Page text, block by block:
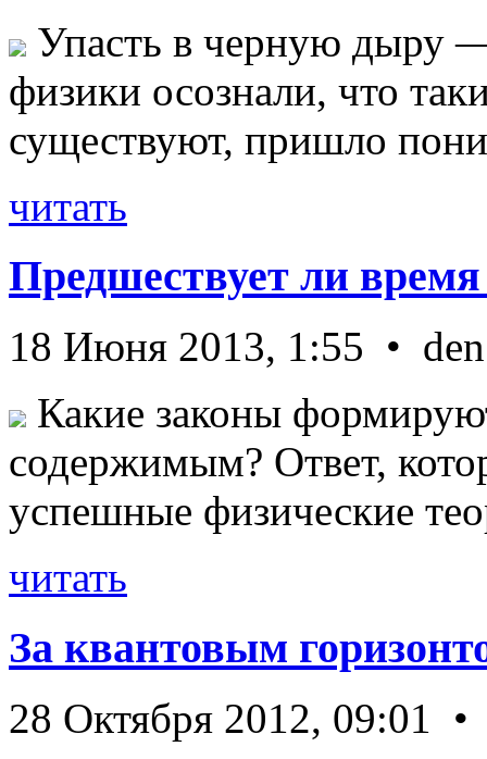
Упасть в черную дыру
физики осознали, что
существуют, пришло
читать
Предшествует ли
18 Июня 2013, 1:55 • den
Какие законы
содержимым? Ответ,
успешные физические
читать
За квантовым
28 Октября 2012, 09:01